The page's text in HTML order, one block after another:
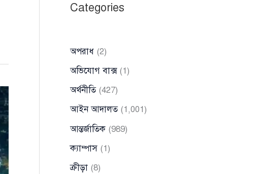
Categories
অপরাধ (2)
অভিযোগ বাক্স(1)
অর্থনীতি(427)
আইন আদালত(1,001)
আন্তর্জাতিক (989)
ক্যাম্পাস (1)
ক্রীড়া (8)